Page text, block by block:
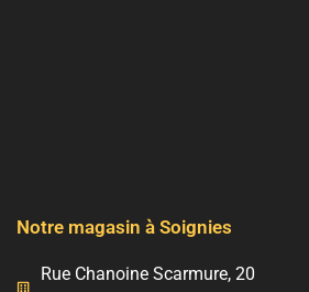
Notre magasin à Soignies
Rue Chanoine Scarmure, 20